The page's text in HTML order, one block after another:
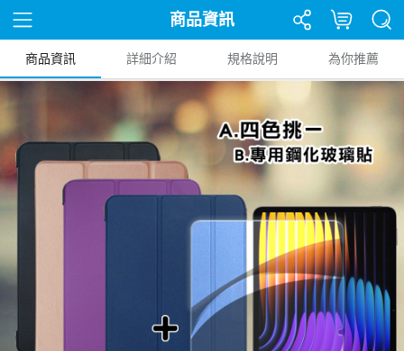
商品資訊
商品資訊 詳細介紹 規格說明 為你推薦